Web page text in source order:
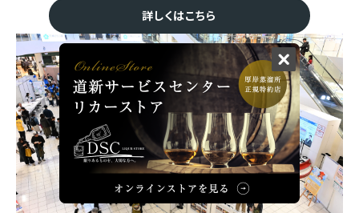
詳しくはこちら